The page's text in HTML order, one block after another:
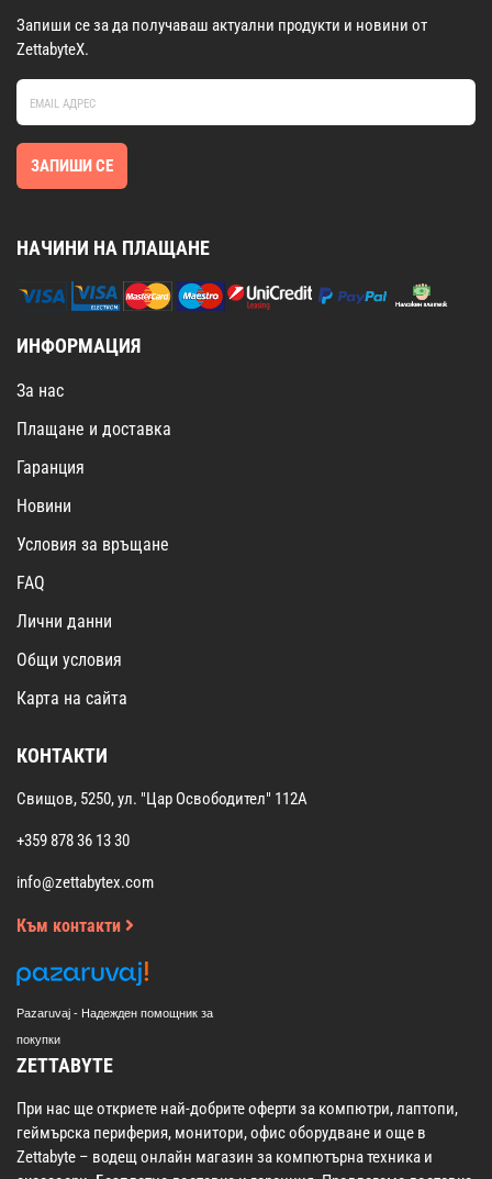
Запиши се за да получаваш актуални продукти и новини от
ZettabyteX.
ЗАПИШИ СЕ
НАЧИНИ НА ПЛАЩАНЕ
ИНФОРМАЦИЯ
За нас
Плащане и доставка
Гаранция
Новини
Условия за връщане
FAQ
Лични данни
Общи условия
Карта на сайта
КОНТАКТИ
Свищов, 5250, ул. "Цар Освободител" 112А
+359 878 36 13 30
info@zettabytex.com
Към контакти
Pazaruvaj - Надежден помощник за
покупки
ZETTABYTE
При нас ще откриете най-добрите оферти за компютри, лаптопи,
геймърска периферия, монитори, офис оборудване и още в
Zettabyte – водещ онлайн магазин за компютърна техника и